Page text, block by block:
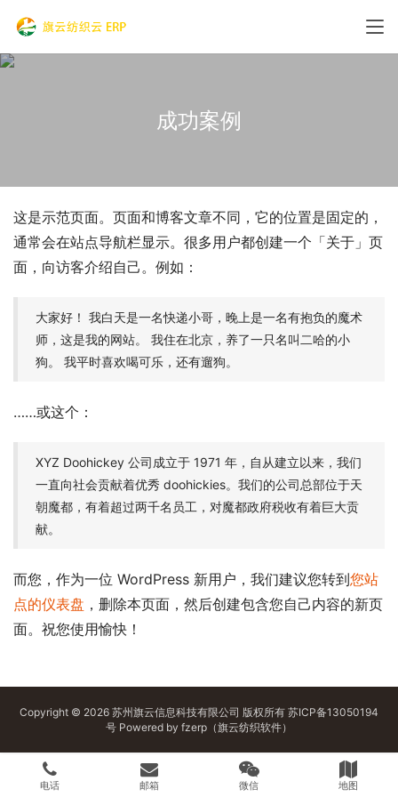
成功案例
这是示范页面。页面和博客文章不同，它的位置是固定的，
通常会在站点导航栏显示。很多用户都创建一个「关于」页
面，向访客介绍自己。例如：
大家好！ 我白天是一名快递小哥，晚上是一名有抱负的魔术
师，这是我的网站。 我住在北京，养了一只名叫二哈的小
狗。 我平时喜欢喝可乐，还有遛狗。
……或这个：
XYZ Doohickey 公司成立于 1971 年，自从建立以来，我们
一直向社会贡献着优秀 doohickies。我们的公司总部位于天
朝魔都，有着超过两千名员工，对魔都政府税收有着巨大贡
献。
而您，作为一位 WordPress 新用户，我们建议您转到您站
点的仪表盘 ，删除本页面，然后创建包含您自己内容的新页
面。祝您使用愉快！
Copyright © 2026 苏州旗云信息科技有限公司 版权所有 苏ICP备13050194
号 Powered by fzerp（旗云纺织软件）
电话 邮箱 微信 地图